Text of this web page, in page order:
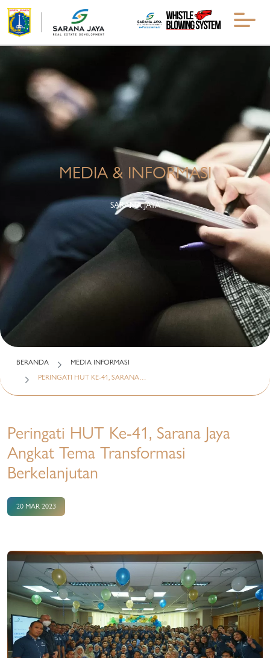
MEDIA & INFORMASI
SARANA JAYA
BERANDA
MEDIA INFORMASI
PERINGATI HUT KE-41, SARANA…
Peringati HUT Ke-41, Sarana Jaya
Angkat Tema Transformasi
Berkelanjutan
20 MAR 2023